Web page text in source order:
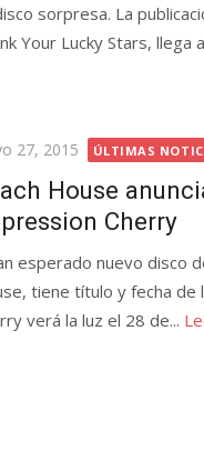
sorpresa. La
Your Lucky Stars, llega
27, 2015 ÚLTIMAS
House
Cherry
esperado nuevo disco
tiene título y fecha de
verá la luz el 28 de...